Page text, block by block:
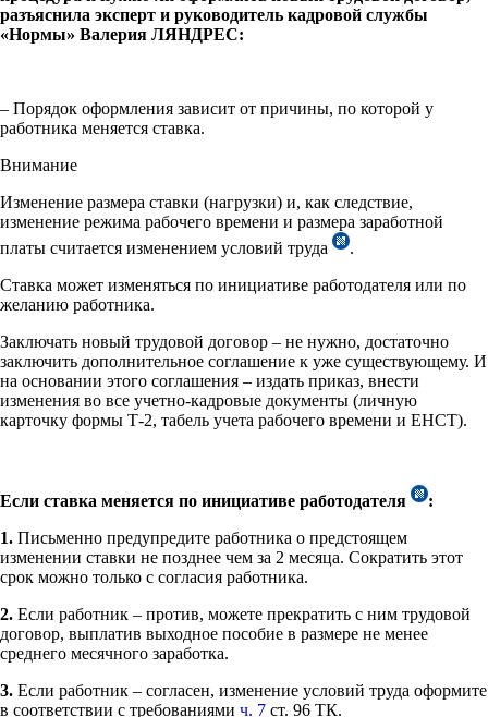
разъяснила эксперт и руководитель кадровой службы
«Нормы» Валерия ЛЯНДРЕС:
– Порядок оформления зависит от причины, по которой у
работника меняется ставка.
Внимание
Изменение размера ставки (нагрузки) и, как следствие,
изменение режима рабочего времени и размера заработной
платы считается изменением условий труда
.
Ставка может изменяться по инициативе работодателя или по
желанию работника.
Заключать новый трудовой договор – не нужно, достаточно
заключить дополнительное соглашение к уже существующему. И
на основании этого соглашения – издать приказ, внести
изменения во все учетно-кадровые документы (личную
карточку формы Т-2, табель учета рабочего времени и ЕНСТ).
Если ставка меняется по инициативе работодателя
:
1. Письменно предупредите работника о предстоящем
изменении ставки не позднее чем за 2 месяца. Сократить этот
срок можно только с согласия работника.
2. Если работник – против, можете прекратить с ним трудовой
договор, выплатив выходное пособие в размере не менее
среднего месячного заработка.
3. Если работник – согласен, изменение условий труда оформите
в соответствии с требованиями ч. 7 ст. 96 ТК.